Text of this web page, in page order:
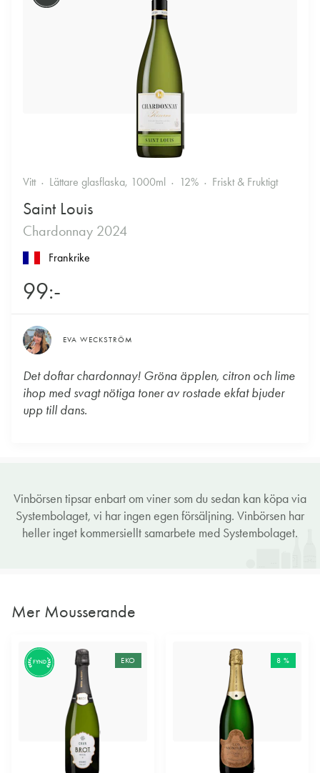
Vitt Lättare glasflaska, 1000ml 12% Friskt & Fruktigt
Saint Louis
Chardonnay 2024
Frankrike
99:-
EVA WECKSTRÖM
Det doftar chardonnay! Gröna äpplen, citron och lime
ihop med svagt nötiga toner av rostade ekfat bjuder
upp till dans.
Vinbörsen tipsar enbart om viner som du sedan kan köpa via
Systembolaget, vi har ingen egen försäljning. Vinbörsen har
heller inget kommersiellt samarbete med Systembolaget.
Mer Mousserande
FYND EKO 8 %